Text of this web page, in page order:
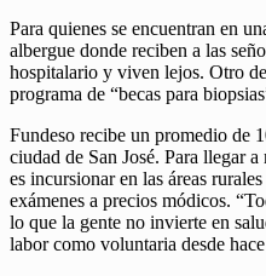
Para quienes se encuentran en
albergue donde reciben a las
hospitalario y viven lejos. Otro
programa de “becas para
Fundeso recibe un promedio de
ciudad de San José. Para llegar
es incursionar en las áreas
exámenes a precios módicos.
lo que la gente no invierte en
labor como voluntaria desde